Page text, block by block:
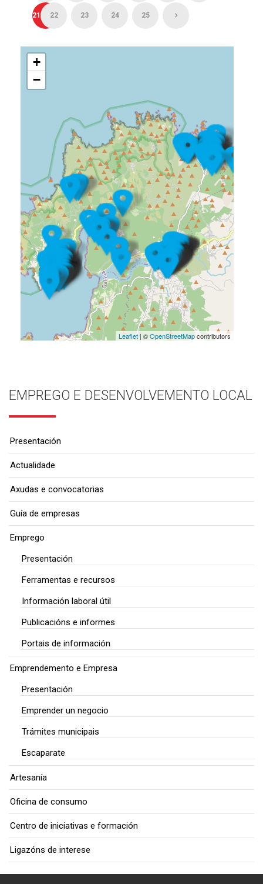
21 22 23 24 25
+
−
Leaflet| ©OpenStreetMapcontributors
EMPREGO E DESENVOLVEMENTO LOCAL
Presentación
Actualidade
Axudas e convocatorias
Guía de empresas
Emprego
Presentación
Ferramentas e recursos
Información laboral útil
Publicacións e informes
Portais de información
Emprendemento e Empresa
Presentación
Emprender un negocio
Trámites municipais
Escaparate
Artesanía
Oficina de consumo
Centro de iniciativas e formación
Ligazóns de interese